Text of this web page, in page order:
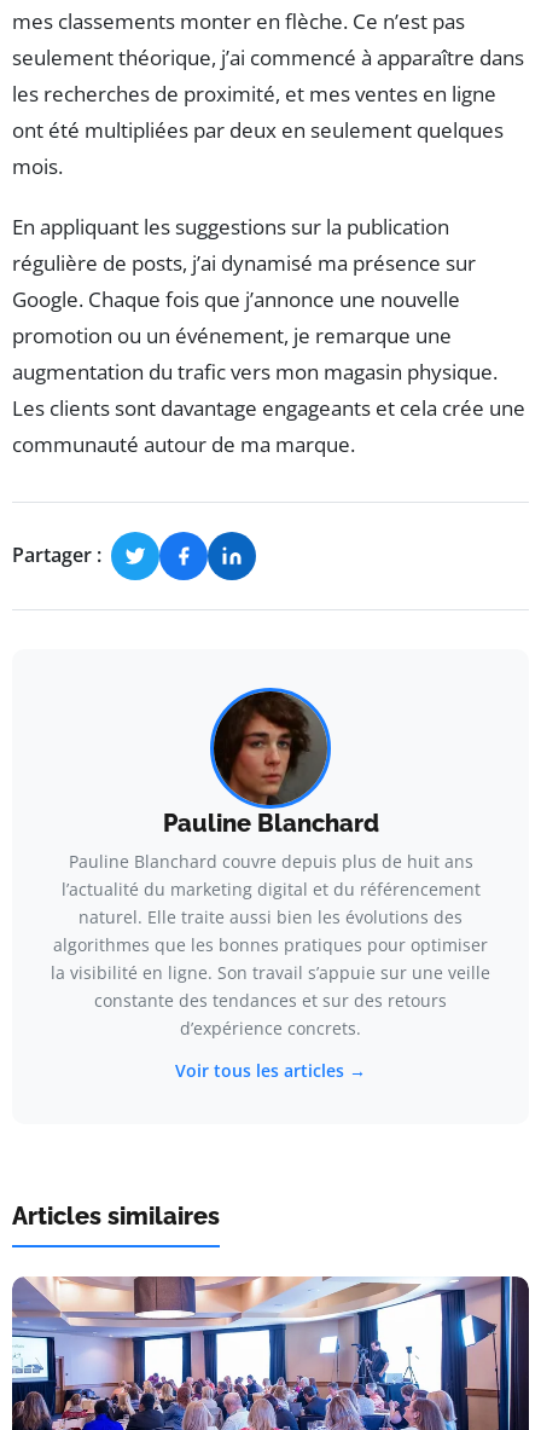
mes classements monter en flèche. Ce n’est pas
seulement théorique, j’ai commencé à apparaître dans
les recherches de proximité, et mes ventes en ligne
ont été multipliées par deux en seulement quelques
mois.
En appliquant les suggestions sur la publication
régulière de posts, j’ai dynamisé ma présence sur
Google. Chaque fois que j’annonce une nouvelle
promotion ou un événement, je remarque une
augmentation du trafic vers mon magasin physique.
Les clients sont davantage engageants et cela crée une
communauté autour de ma marque.
Partager :
Pauline Blanchard
Pauline Blanchard couvre depuis plus de huit ans
l’actualité du marketing digital et du référencement
naturel. Elle traite aussi bien les évolutions des
algorithmes que les bonnes pratiques pour optimiser
la visibilité en ligne. Son travail s’appuie sur une veille
constante des tendances et sur des retours
d’expérience concrets.
Voir tous les articles →
Articles similaires